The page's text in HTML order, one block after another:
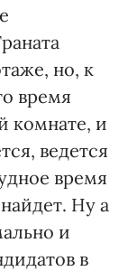
но, к
время
комнате, и
ведется
время
Ну а
и
в